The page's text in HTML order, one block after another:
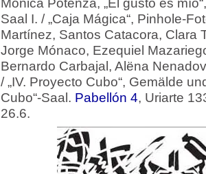
Mónica Potenza, „El gusto es
Saal I. / „Caja Mágica“, Pinhole-
Martínez, Santos Catacora, Clara
Jorge Mónaco, Ezequiel
Bernardo Carbajal, Alëna
/ „IV. Proyecto Cubo“, Gemälde
Cubo“-Saal. Pabellón 4, Uriarte
26.6.